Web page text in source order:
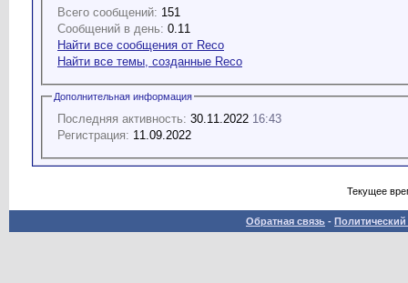
Всего сообщений: 151
Сообщений в день: 0.11
Найти все сообщения от Reco
Найти все темы, созданные Reco
Дополнительная информация
Последняя активность: 30.11.2022 16:43
Регистрация: 11.09.2022
Текущее
Обратная связь -